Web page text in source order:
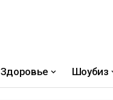
Здоровье Шоубиз